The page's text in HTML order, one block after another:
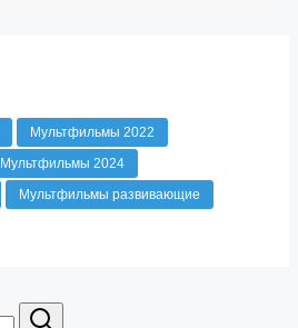
Мультфильмы 2022
Мультфильмы 2024
Мультфильмы развивающие